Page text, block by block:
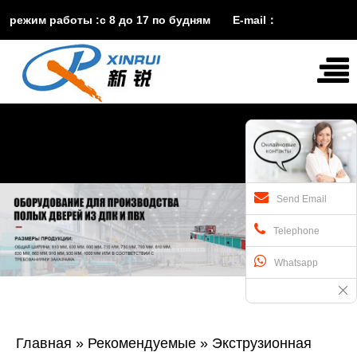
режим работы :с 8 до 17 по будням E-mail：
vira@xinruisuji.comWhatsApp： 
Главная » Рекомендуемые » Экструзионная
Send Email
Telephone
Whatsapp